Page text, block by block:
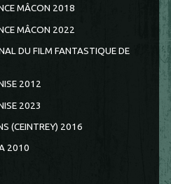
MÂCON 2018
MÂCON 2022
DU FILM FANTASTIQUE DE
2012
2023
(CEINTREY) 2016
2010